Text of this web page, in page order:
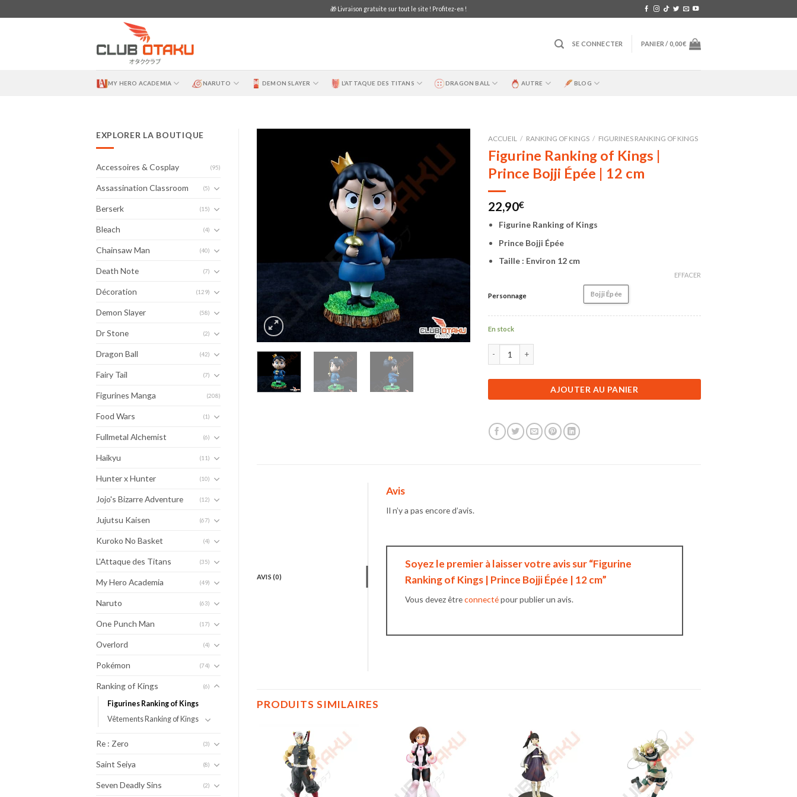
to
🎁 Livraison gratuite sur tout le site ! Profitez-en !
SE CONNECTER PANIER /0,00€
MY HERO ACADEMIA NARUTO DEMON SLAYER L’ATTAQUE DES TITANS DRAGON BALL AUTRE BLOG
EXPLORER LA BOUTIQUE
Accessoires & Cosplay (95)
Assassination Classroom (5)
Berserk (15)
Bleach (4)
Chainsaw Man (40)
Death Note (7)
Décoration (129)
Demon Slayer (58)
Dr Stone (2)
Dragon Ball (42)
Fairy Tail (7)
Figurines Manga (208)
Food Wars (1)
Fullmetal Alchemist (6)
Haikyu (11)
Hunter x Hunter (10)
Jojo's Bizarre Adventure (12)
Jujutsu Kaisen (67)
Kuroko No Basket (4)
L'Attaque des Titans (35)
My Hero Academia (49)
Naruto (63)
One Punch Man (17)
Overlord (4)
Pokémon (74)
Ranking of Kings (6)
Figurines Ranking of Kings
Vêtements Ranking of Kings
Re : Zero (3)
Saint Seiya (8)
Seven Deadly Sins (2)
ACCUEIL / RANKING OF KINGS / FIGURINES RANKING OF KINGS
Figurine Ranking of Kings |
Prince Bojji Épée | 12 cm
22,90€
Figurine Ranking of Kings
Prince Bojji Épée
Taille : Environ 12 cm
Personnage Bojji Épée
EFFACER
En stock
AJOUTER AU PANIER
AVIS (0)
Avis
Il n’y a pas encore d’avis.
Soyez le premier à laisser votre avis sur “Figurine
Ranking of Kings | Prince Bojji Épée | 12 cm”
Vous devez êtreconnectépour publier un avis.
PRODUITS SIMILAIRES